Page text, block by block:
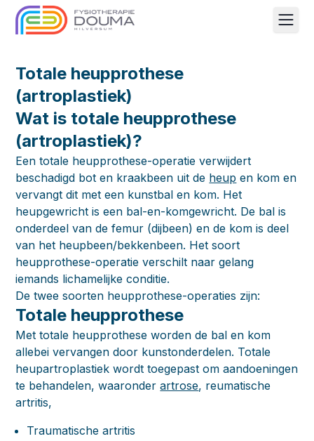
Totale heupprothese
(artroplastiek)
Wat is totale heupprothese
(artroplastiek)?
Een totale heupprothese-operatie verwijdert
beschadigd bot en kraakbeen uit de heup en kom en
vervangt dit met een kunstbal en kom. Het
heupgewricht is een bal-en-komgewricht. De bal is
onderdeel van de femur (dijbeen) en de kom is deel
van het heupbeen/bekkenbeen. Het soort
heupprothese-operatie verschilt naar gelang
iemands lichamelijke conditie.
De twee soorten heupprothese-operaties zijn:
Totale heupprothese
Met totale heupprothese worden de bal en kom
allebei vervangen door kunstonderdelen. Totale
heupartroplastiek wordt toegepast om aandoeningen
te behandelen, waaronderartrose, reumatische
artritis,
Traumatische artritis